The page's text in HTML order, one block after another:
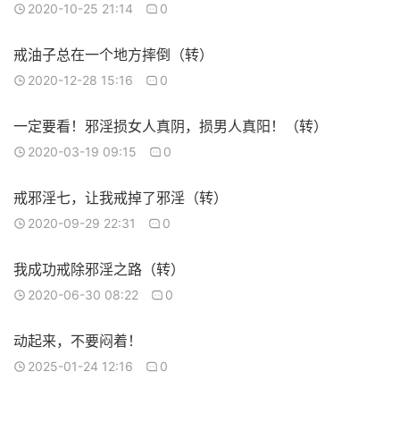
2020-10-25 21:14 0
戒油子总在一个地方摔倒（转）
2020-12-28 15:16 0
一定要看！邪淫损女人真阴，损男人真阳！（转）
2020-03-19 09:15 0
戒邪淫七，让我戒掉了邪淫（转）
2020-09-29 22:31 0
我成功戒除邪淫之路（转）
2020-06-30 08:22 0
动起来，不要闷着！
2025-01-24 12:16 0